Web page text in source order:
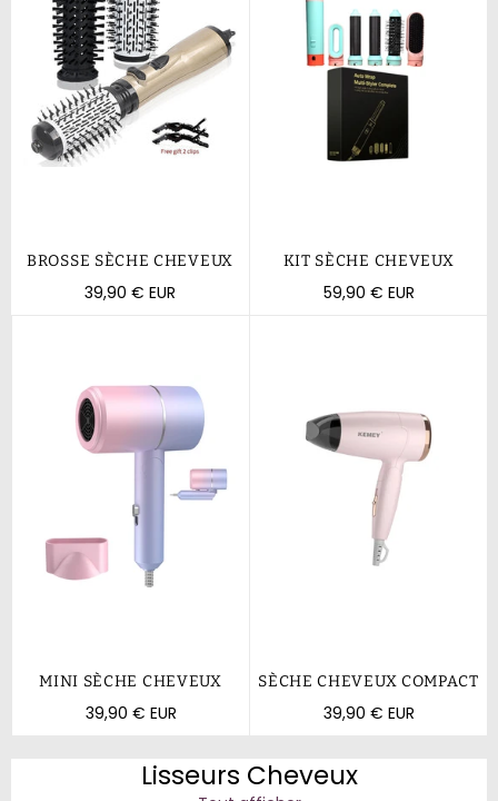
BROSSE SÈCHE CHEVEUX
Prix
39,90 € EUR
KIT SÈCHE CHEVEUX
Prix
59,90 € EUR
MINI SÈCHE CHEVEUX
Prix
39,90 € EUR
SÈCHE CHEVEUX COMPACT
Prix
39,90 € EUR
Lisseurs Cheveux